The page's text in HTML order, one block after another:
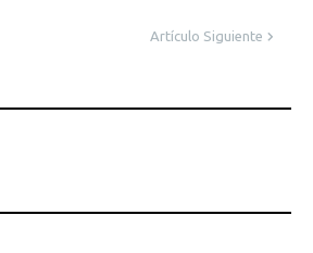
Artículo Siguiente